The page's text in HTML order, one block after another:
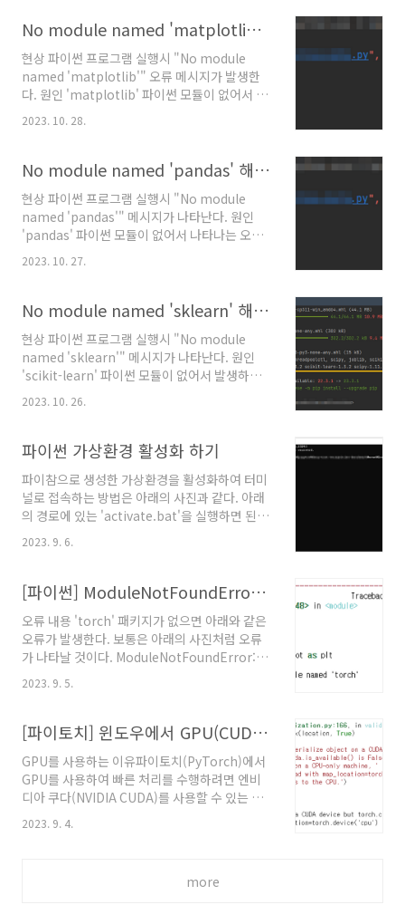
어로 'openpyxl' 모듈을 설치할 수 있다. pip
install openpyxl 파이참을 사용 중이라면 아래
의 화면에서 클릭만으로도 파이썬 모듈을 설치할
수 있다.
No module named 'matplotlib' 해결 방법
현상 파이썬 프로그램 실행시 "No module
named 'matplotlib'" 오류 메시지가 발생한
다. 원인 'matplotlib' 파이썬 모듈이 없어서 발
썬 모듈을 아래와 같이 설치한다. 아래의 명령어
다. pip install matplotlib
2023. 10. 28.
No module named 'pandas' 해결 방법
현상 파이썬 프로그램 실행시 "No module
named 'pandas'" 메시지가 나타난다. 원인
'pandas' 파이썬 모듈이 없어서 나타나는 오류
이다. 해결 방법 'pandas' 파이썬 모듈을 아래와
같이 설치한다. 아래의 명령어를 입력하여
pandas 파이참을 이용 중이라면 아래와 같은 화
2023. 10. 27.
No module named 'sklearn' 해결 방법
현상 파이썬 프로그램 실행시 "No module
named 'sklearn'" 메시지가 나타난다. 원인
'scikit-learn' 파이썬 모듈이 없어서 발생하는
오류이다. 해결 방법 아래와 같은 방법으로
'scikit-learn' 파이썬 모듈을를 설치한다. 아래
치한다. pip install scikit-learn 파이참을 사용
learn' 모듈을 설치할 수 있다.
2023. 10. 26.
파이썬 가상환경 활성화 하기
파이참으로 생성한 가상환경을 활성화하여 터미
널로 접속하는 방법은 아래의 사진과 같다. 아래
의 경로에 있는 'activate.bat'을 실행하면 된다.
{프로젝트경로}\venv\Scripts\activate.bat
2023. 9. 6.
[파이썬] ModuleNotFoundError: No module named 'torch'
오류 내용 'torch' 패키지가 없으면 아래와 같은
오류가 발생한다. 보통은 아래의 사진처럼 오류
가 나타날 것이다. ModuleNotFoundError:
명령어를 입력하여 'torch' 패키지를 설치한다.
pip install torch
2023. 9. 5.
[파이토치] 윈도우에서 GPU(CUDA) 사용하기
GPU를 사용하는 이유파이토치(PyTorch)에서
GPU를 사용하여 빠른 처리를 수행하려면 엔비
디아 쿠다(NVIDIA CUDA)를 사용할 수 있는 환
(Graphic Card)를 사용해야 엔비디아 쿠다를
가 나타난다. 엔비디아 쿠다 환경을 구성하는 방
2023. 9. 4.
more